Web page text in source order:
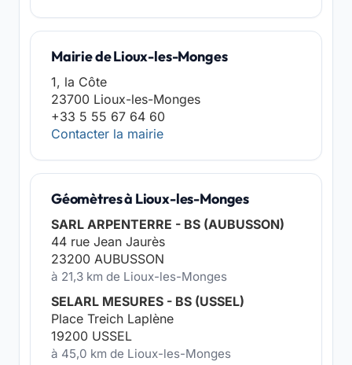
Mairie de Lioux-les-Monges
1, la Côte
23700 Lioux-les-Monges
+33 5 55 67 64 60
Contacter la mairie
Géomètres à Lioux-les-Monges
SARL ARPENTERRE - BS (AUBUSSON)
44 rue Jean Jaurès
23200 AUBUSSON
à 21,3 km de Lioux-les-Monges
SELARL MESURES - BS (USSEL)
Place Treich Laplène
19200 USSEL
à 45,0 km de Lioux-les-Monges